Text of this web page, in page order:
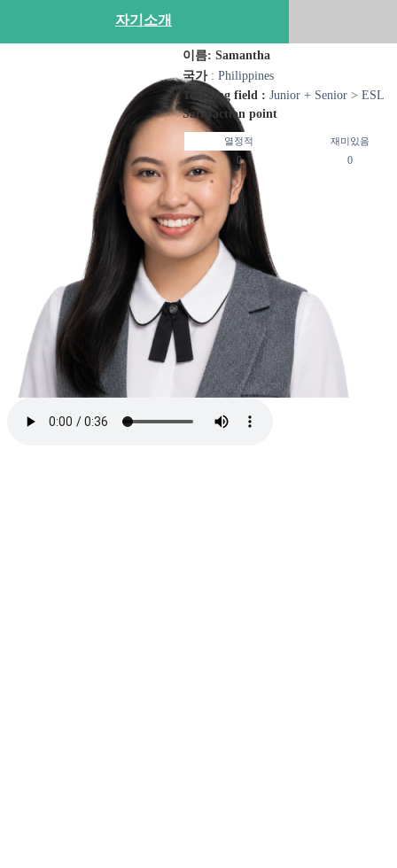
자기소개
이름: Samantha
국가 : Philippines
Teaching field : Junior + Senior > ESL
Satisfaction point
열정적 재미있음
0 0